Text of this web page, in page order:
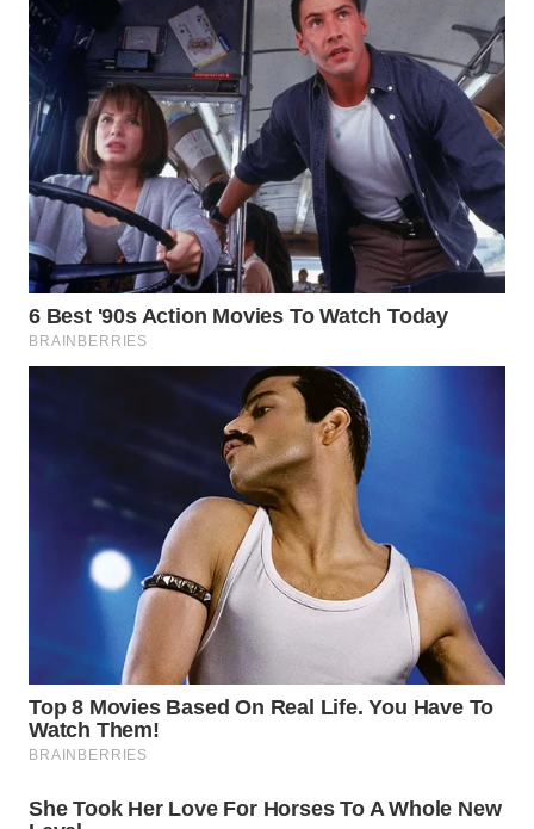
LABUANBAJO
WN
BORNEO
Wahana
Media
Group
WAHANA
NEWS
WAHANA
INFRASTRUKTUR
KONSUMEN
WAHANA
LISTRIK
WAHANA